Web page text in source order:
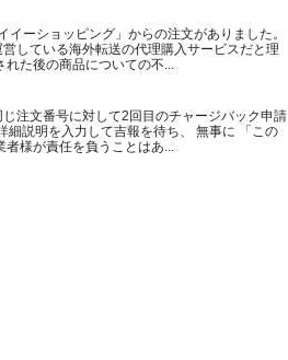
ーショッピング」からの注文がありました。
している海外転送の代理購入サービスだと理
た後の商品についての不...
注文番号に対して2回目のチャージバック申請
説明を入力して吉報を待ち、 無事に 「この
様が責任を負うことはあ...